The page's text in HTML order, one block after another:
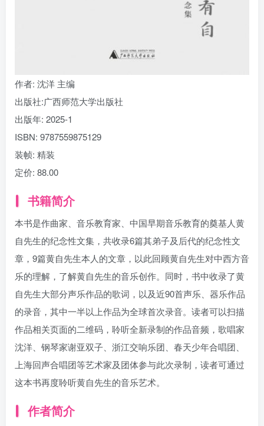
作者: 沈洋 主编
出版社:广西师范大学出版社
出版年: 2025-1
ISBN: 9787559875129
装帧: 精装
定价: 88.00
书籍简介
本书是作曲家、音乐教育家、中国早期音乐教育的奠基人黄
自先生的纪念性文集，共收录6篇其弟子及后代的纪念性文
章，9篇黄自先生本人的文章，以此回顾黄自先生对中西方音
乐的理解，了解黄自先生的音乐创作。同时，书中收录了黄
自先生大部分声乐作品的歌词，以及近90首声乐、器乐作品
的录音，其中一半以上作品为全球首次录音。读者可以扫描
作品相关页面的二维码，聆听全新录制的作品音频，歌唱家
沈洋、钢琴家谢亚双子、浙江交响乐团、春天少年合唱团、
上海回声合唱团等艺术家及团体参与此次录制，读者可通过
这本书再度聆听黄自先生的音乐艺术。
作者简介